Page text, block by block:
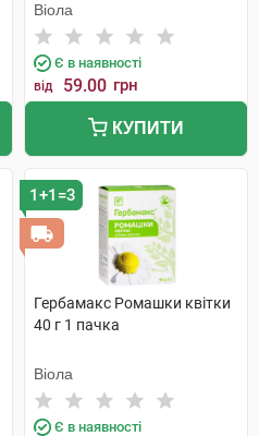
Віола
Є в наявності
від 59.00 грн
КУПИТИ
1+1=3
Гербамакс Ромашки квітки
40 г 1 пачка
Віола
Є в наявності